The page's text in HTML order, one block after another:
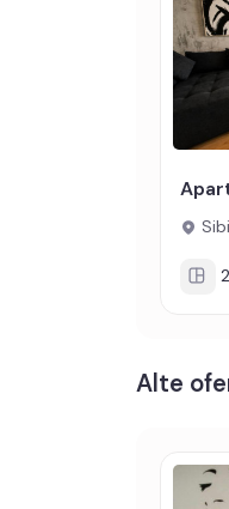
• Mobilat:
• Utilitati:
• Izolatii:
•
•
Se
Prețul 2
Alte